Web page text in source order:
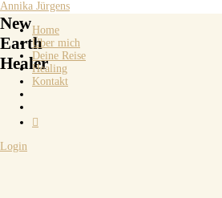
Annika Jürgens
Home
Über mich
Deine Reise
Healing
Kontakt

Login
New
Earth
Healer